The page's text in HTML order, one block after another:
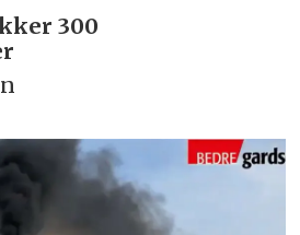
300